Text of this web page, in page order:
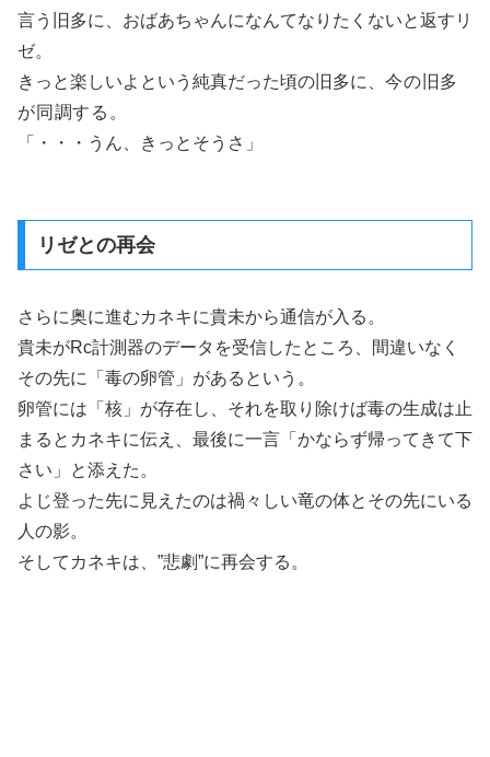
言う旧多に、おばあちゃんになんてなりたくないと返すリ
ゼ。
きっと楽しいよという純真だった頃の旧多に、 今の旧多
が同調する。
「・・・うん、きっとそうさ」
リゼとの再会
さらに奥に進むカネキに貴未から通信が入る。
貴未がRc計測器のデータを受信したところ、間違いなく
その先に「毒の卵管」があるという。
卵管には「核」が存在し、それを取り除けば毒の生成は止
まるとカネキに伝え、最後に一言「かならず帰ってきて下
さい」と添えた。
よじ登った先に見えたのは禍々しい竜の体とその先にいる
人の影。
そしてカネキは、”悲劇”に再会する。